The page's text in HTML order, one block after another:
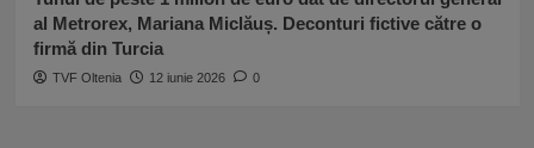
al Metrorex, Mariana Miclăuș. Deconturi fictive către o
firmă din Turcia
TVF Oltenia 12 iunie 2026 0